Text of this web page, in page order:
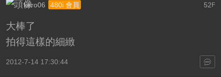
52F
kero06 480i 會員
大棒了
拍得這樣的細緻
2012-7-14 17:30:44